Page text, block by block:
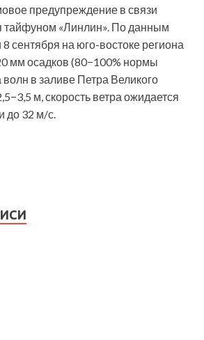
предупреждение в связи
«Линлин». По данным
сентября на юго-востоке региона
мм осадков (80−100% нормы
в заливе Петра Великого
м, скорость ветра ожидается
до 32 м/с.